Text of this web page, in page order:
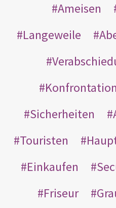
Ameisen
Langeweile
Konfrontation
Sicherheiten
Touristen
Einkaufen
Friseur